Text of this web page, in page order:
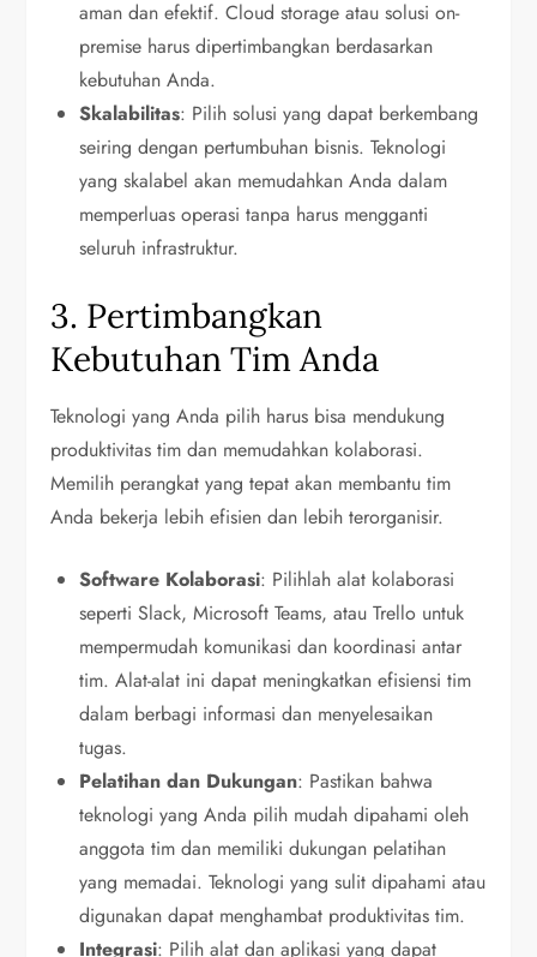
aman dan efektif. Cloud storage atau solusi on-
premise harus dipertimbangkan berdasarkan
kebutuhan Anda.
Skalabilitas: Pilih solusi yang dapat berkembang
seiring dengan pertumbuhan bisnis. Teknologi
yang skalabel akan memudahkan Anda dalam
memperluas operasi tanpa harus mengganti
seluruh infrastruktur.
3. Pertimbangkan
Kebutuhan Tim Anda
Teknologi yang Anda pilih harus bisa mendukung
produktivitas tim dan memudahkan kolaborasi.
Memilih perangkat yang tepat akan membantu tim
Anda bekerja lebih efisien dan lebih terorganisir.
Software Kolaborasi: Pilihlah alat kolaborasi
seperti Slack, Microsoft Teams, atau Trello untuk
mempermudah komunikasi dan koordinasi antar
tim. Alat-alat ini dapat meningkatkan efisiensi tim
dalam berbagi informasi dan menyelesaikan
tugas.
Pelatihan dan Dukungan: Pastikan bahwa
teknologi yang Anda pilih mudah dipahami oleh
anggota tim dan memiliki dukungan pelatihan
yang memadai. Teknologi yang sulit dipahami atau
digunakan dapat menghambat produktivitas tim.
Integrasi: Pilih alat dan aplikasi yang dapat